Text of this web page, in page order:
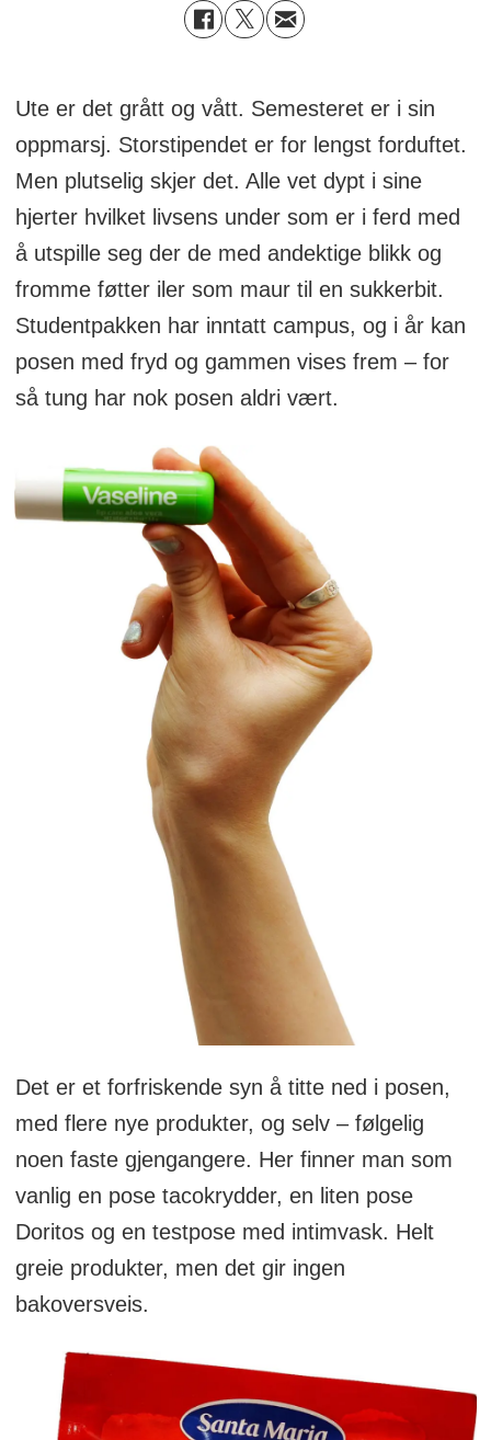
Ute er det grått og vått. Semesteret er i sin
oppmarsj. Storstipendet er for lengst forduftet.
Men plutselig skjer det. Alle vet dypt i sine
hjerter hvilket livsens under som er i ferd med
å utspille seg der de med andektige blikk og
fromme føtter iler som maur til en sukkerbit.
Studentpakken har inntatt campus, og i år kan
posen med fryd og gammen vises frem – for
så tung har nok posen aldri vært.
Det er et forfriskende syn å titte ned i posen,
med flere nye produkter, og selv – følgelig
noen faste gjengangere. Her finner man som
vanlig en pose tacokrydder, en liten pose
Doritos og en testpose med intimvask. Helt
greie produkter, men det gir ingen
bakoversveis.